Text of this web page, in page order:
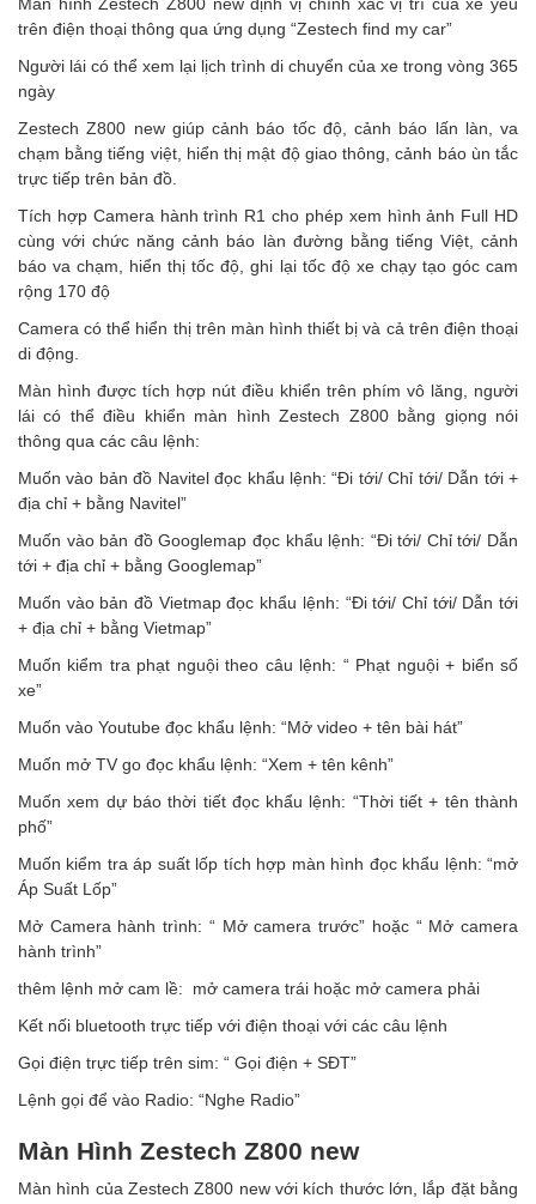
trên điện thoại thông qua ứng dụng “Zestech find my car”
Người lái có thể xem lại lịch trình di chuyển của xe trong vòng 365
ngày
Zestech Z800 new giúp cảnh báo tốc độ, cảnh báo lấn làn, va
chạm bằng tiếng việt, hiển thị mật độ giao thông, cảnh báo ùn tắc
trực tiếp trên bản đồ.
Tích hợp Camera hành trình R1 cho phép xem hình ảnh Full HD
cùng với chức năng cảnh báo làn đường bằng tiếng Việt, cảnh
báo va chạm, hiển thị tốc độ, ghi lại tốc độ xe chạy tạo góc cam
rộng 170 độ
Camera có thể hiển thị trên màn hình thiết bị và cả trên điện thoại
di động.
Màn hình được tích hợp nút điều khiển trên phím vô lăng, người
lái có thể điều khiển màn hình Zestech Z800 bằng giọng nói
thông qua các câu lệnh:
Muốn vào bản đồ Navitel đọc khẩu lệnh: “Đi tới/ Chỉ tới/ Dẫn tới +
địa chỉ + bằng Navitel”
Muốn vào bản đồ Googlemap đọc khẩu lệnh: “Đi tới/ Chỉ tới/ Dẫn
tới + địa chỉ + bằng Googlemap”
Muốn vào bản đồ Vietmap đọc khẩu lệnh: “Đi tới/ Chỉ tới/ Dẫn tới
+ địa chỉ + bằng Vietmap”
Muốn kiểm tra phạt nguội theo câu lệnh: “ Phạt nguội + biển số
xe”
Muốn vào Youtube đọc khẩu lệnh: “Mở video + tên bài hát”
Muốn mở TV go đọc khẩu lệnh: “Xem + tên kênh”
Muốn xem dự báo thời tiết đọc khẩu lệnh: “Thời tiết + tên thành
phố”
Muốn kiểm tra áp suất lốp tích hợp màn hình đọc khẩu lệnh: “mở
Áp Suất Lốp”
Mở Camera hành trình: “ Mở camera trước” hoặc “ Mở camera
hành trình”
thêm lệnh mở cam lề: mở camera trái hoặc mở camera phải
Kết nối bluetooth trực tiếp với điện thoại với các câu lệnh
Gọi điện trực tiếp trên sim: “ Gọi điện + SĐT”
Lệnh gọi để vào Radio: “Nghe Radio”
Màn Hình Zestech Z800 new
Màn hình của Zestech Z800 new với kích thước lớn, lắp đặt bằng